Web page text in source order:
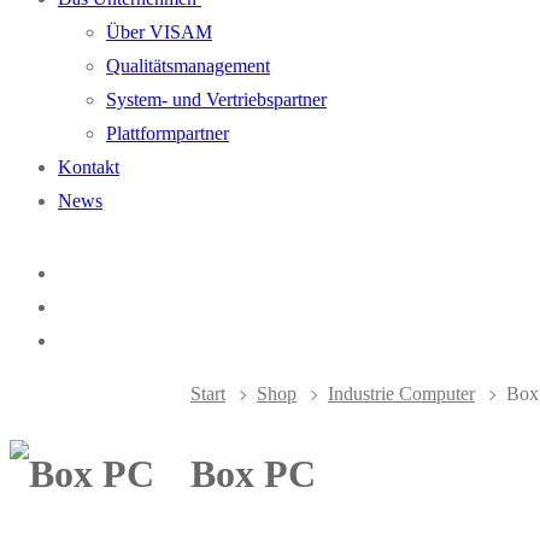
Über VISAM
Qualitätsmanagement
System- und Vertriebspartner
Plattformpartner
Kontakt
News
Start Shop Industrie Computer
Box PC